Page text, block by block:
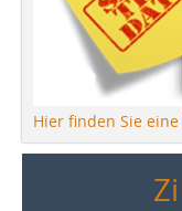
Hier finden Sie